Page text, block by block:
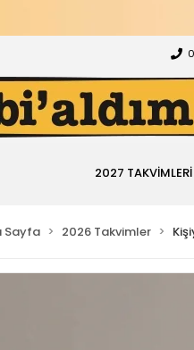
2027 TAKVİMLERİ
Sayfa 2026 Takvimler